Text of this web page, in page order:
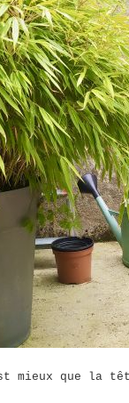
mieux que la